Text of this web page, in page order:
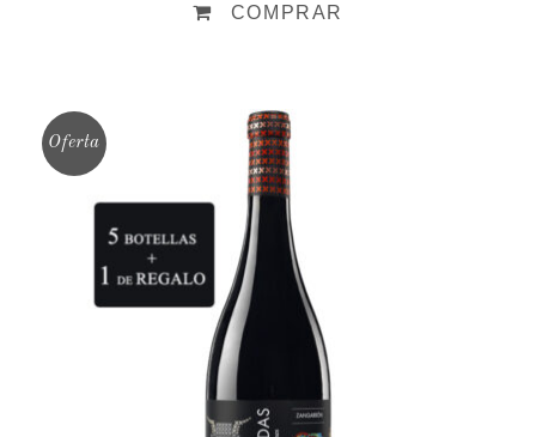
COMPRAR
Oferta
Mascaradas 2022